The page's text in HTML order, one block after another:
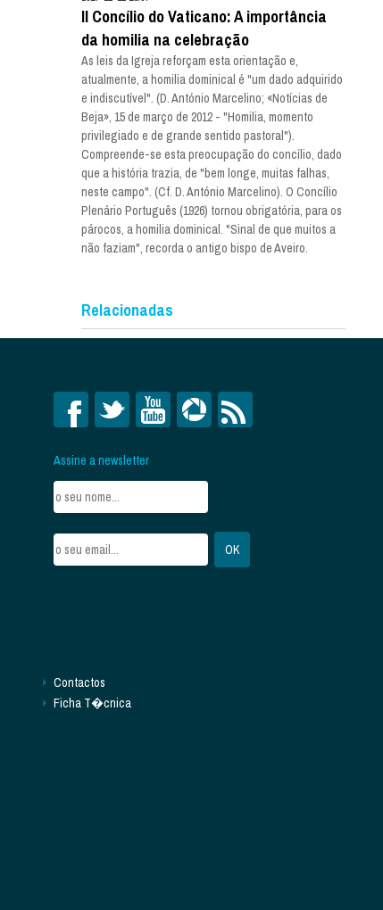
II Concílio do Vaticano: A importância
da homilia na celebração
As leis da Igreja reforçam esta orientação e,
atualmente, a homilia dominical é "um dado adquirido
e indiscutível". (D. António Marcelino; «Notícias de
Beja», 15 de março de 2012 - "Homilia, momento
privilegiado e de grande sentido pastoral").
Compreende-se esta preocupação do concílio, dado
que a história trazia, de "bem longe, muitas falhas,
neste campo". (Cf. D. António Marcelino). O Concílio
Plenário Português (1926) tornou obrigatória, para os
párocos, a homilia dominical. "Sinal de que muitos a
não faziam", recorda o antigo bispo de Aveiro.
Relacionadas
Assine a newsletter
Contactos
Ficha T�cnica